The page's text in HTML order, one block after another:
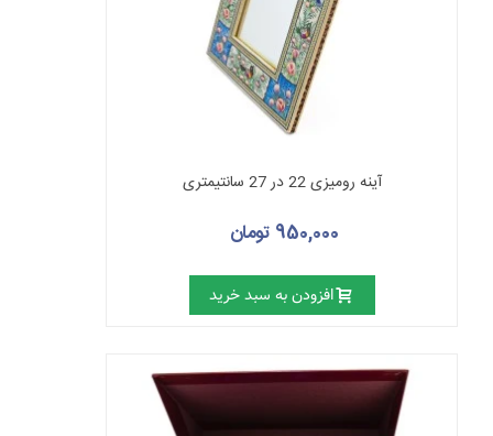
آینه رومیزی 22 در 27 سانتیمتری
950,000 تومان
افزودن به سبد خرید